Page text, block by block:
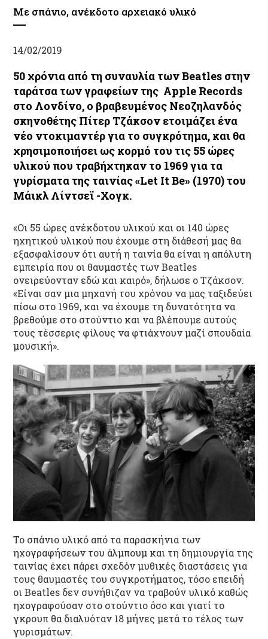
Με σπάνιο, ανέκδοτο αρχειακό υλικό
14/02/2019
50 χρόνια από τη συναυλία των Beatles στην
ταράτσα των γραφείων της Apple Records
στο Λονδίνο, ο βραβευμένος Νεοζηλανδός
σκηνοθέτης Πίτερ Τζάκσον ετοιμάζει ένα
νέο ντοκιμαντέρ για το συγκρότημα, και θα
χρησιμοποιήσει ως κορμό του τις 55 ώρες
υλικού που τραβήχτηκαν το 1969 για τα
γυρίσματα της ταινίας «Let It Be» (1970) του
Μάικλ Λίντσεϊ -Χογκ.
«Οι 55 ώρες ανέκδοτου υλικού και οι 140 ώρες
ηχητικού υλικού που έχουμε στη διάθεσή μας θα
εξασφαλίσουν ότι αυτή η ταινία θα είναι η απόλυτη
εμπειρία που οι θαυμαστές των Beatles
ονειρεύονταν εδώ και καιρό», δήλωσε ο Τζάκσον.
«Είναι σαν μια μηχανή του χρόνου να μας ταξιδεύει
πίσω στο 1969, και να έχουμε τη δυνατότητα να
βρεθούμε στο στούντιο και να βλέπουμε αυτούς
τους τέσσερις φίλους να φτιάχνουν μαζί σπουδαία
μουσική».
Το σπάνιο υλικό από τα παρασκήνια των
ηχογραφήσεων του άλμπουμ και τη δημιουργία της
ταινίας έχει πάρει σχεδόν μυθικές διαστάσεις για
τους θαυμαστές του συγκροτήματος, τόσο επειδή
οι Beatles δεν συνήθιζαν να τραβούν υλικό καθώς
ηχογραφούσαν στο στούντιο όσο και γιατί το
γκρουπ θα διαλυόταν 18 μήνες μετά το τέλος των
γυρισμάτων.